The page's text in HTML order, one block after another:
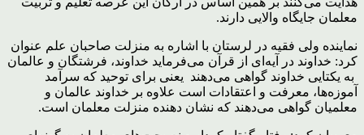
معلمان جایگاه والایی دارند.
نماینده ولی فقیه در لرستان با اشاره به منزلت صاحبان علم عنوان
کرد: خداوند در آیه‌ای از قرآن می‌فرماید خداوند، فرشتگان و عالمان
به یکتایی خداوند گواهی می‌دهند یعنی برای توحید که سرآمد
آموزه‌ها، معرفت و اعتقادات است علاوه بر خداوند عالمان و
معلمیان گواهی می‌دهند که نشان دهنده منزلت معلمان است.